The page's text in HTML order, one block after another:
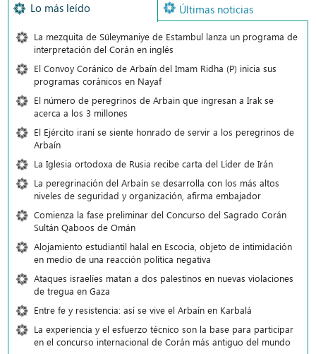
Lo más leído Últimas noticias
La mezquita de Süleymaniye de Estambul lanza un programa de
interpretación del Corán en inglés
El Convoy Coránico de Arbaín del Imam Ridha (P) inicia sus
programas coránicos en Nayaf
El número de peregrinos de Arbain que ingresan a Irak se
acerca a los 3 millones
El Ejército iraní se siente honrado de servir a los peregrinos de
Arbaín
La Iglesia ortodoxa de Rusia recibe carta del Líder de Irán
La peregrinación del Arbaín se desarrolla con los más altos
niveles de seguridad y organización, afirma embajador
Comienza la fase preliminar del Concurso del Sagrado Corán
Sultán Qaboos de Omán
Alojamiento estudiantil halal en Escocia, objeto de intimidación
en medio de una reacción política negativa
Ataques israelíes matan a dos palestinos en nuevas violaciones
de tregua en Gaza
Entre fe y resistencia: así se vive el Arbaín en Karbalá
La experiencia y el esfuerzo técnico son la base para participar
en el concurso internacional de Corán más antiguo del mundo